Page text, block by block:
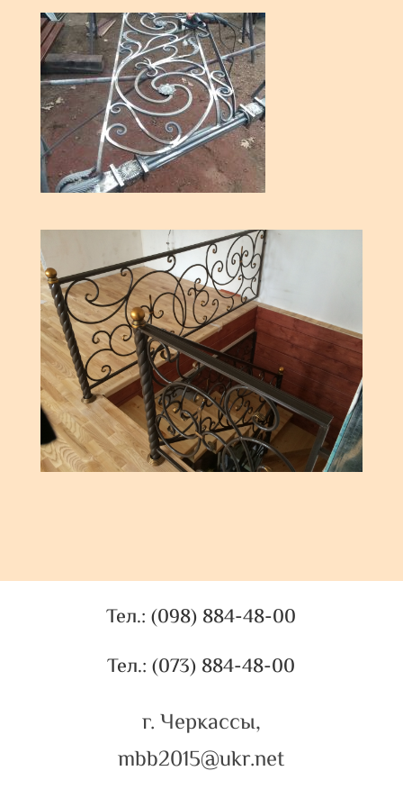
Тел.: (098) 884-48-00
Тел.: (073) 884-48-00
г. Черкассы,
mbb2015@ukr.net